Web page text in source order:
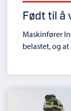
Født til
Maskinfører
belastet, og